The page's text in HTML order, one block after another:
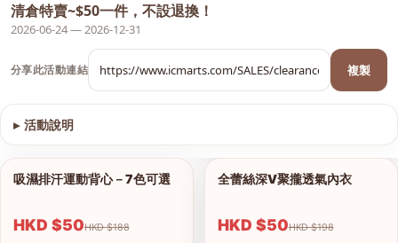
清倉特賣~$50一件，不設退換！
2026-06-24 — 2026-12-31
分享此活動連結 複製
▸ 活動說明
1/9
查看圖片
吸濕排汗運動背心－7色可選
HKD $50 HKD $188
全蕾絲深V聚攏透氣內衣
HKD $50 HKD $198